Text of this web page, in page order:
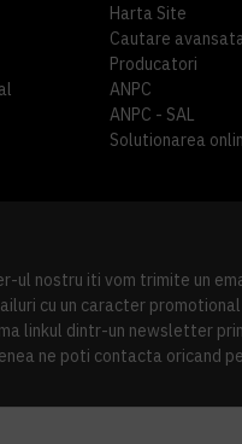
Harta Site
Cautare
Producatori
ANPC
ANPC - SAL
Solutionarea
ul nostru iti vom trimite un
cu un caracter
linkul dintr-un newsletter
ne poti contacta oricand